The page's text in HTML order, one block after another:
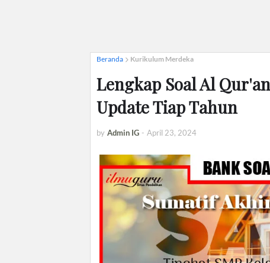
Beranda Kurikulum Merdeka
Lengkap Soal Al
Update Tiap Tahun
by Admin IG - April 23, 2024